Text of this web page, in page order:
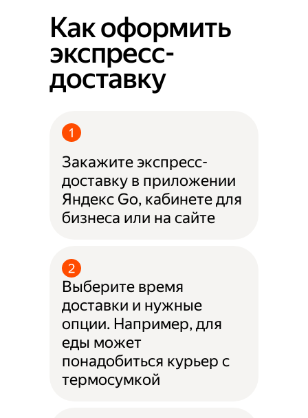
Как оформить
экспресс-
доставку
Закажите экспресс-
доставку в приложении
Яндекс Go, кабинете для
бизнеса или на сайте
Выберите время
доставки и нужные
опции. Например, для
еды может
понадобиться курьер с
термосумкой